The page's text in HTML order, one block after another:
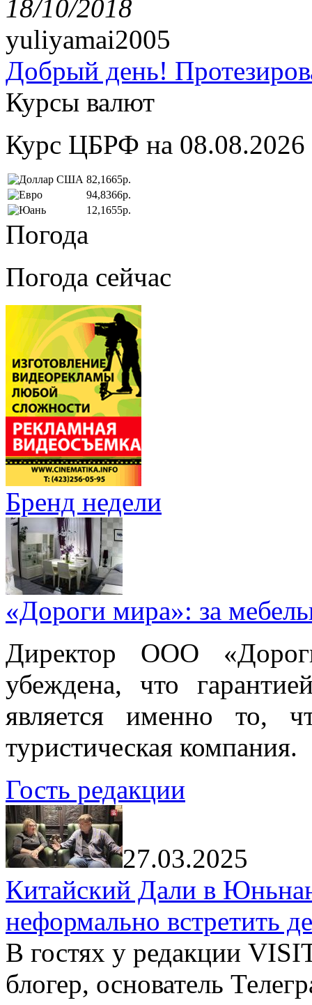
18/10/2018
yuliyamai2005
Добрый день!
Курсы валют
Курс ЦБРФ на 08.08.2026
82,1665р.
94,8366р.
12,1655р.
Погода
Погода сейчас
Бренд недели
«Дороги мира»: за
Директор ООО
убеждена, что
является именно то,
туристическая компания.
Гость редакции
27.03.2025
Китайский Дали в
неформально встретить
В гостях у редакции
блогер, основатель